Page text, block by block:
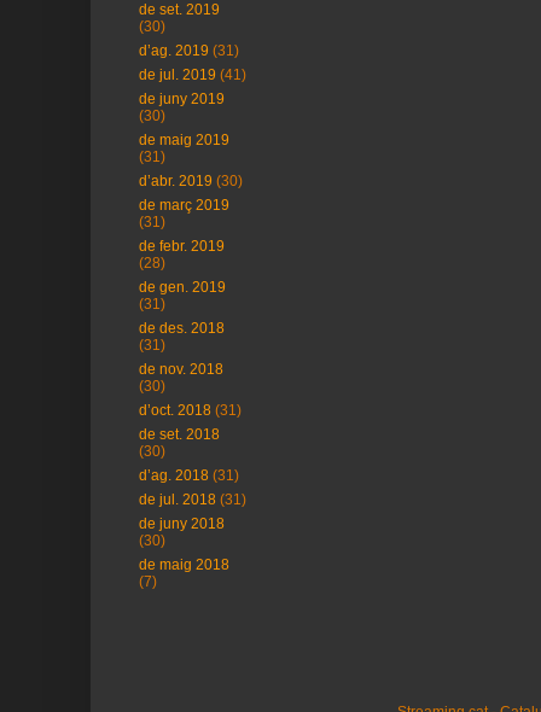
de set. 2019
(30)
d’ag. 2019 (31)
de jul. 2019 (41)
de juny 2019
(30)
de maig 2019
(31)
d’abr. 2019 (30)
de març 2019
(31)
de febr. 2019
(28)
de gen. 2019
(31)
de des. 2018
(31)
de nov. 2018
(30)
d’oct. 2018 (31)
de set. 2018
(30)
d’ag. 2018 (31)
de jul. 2018 (31)
de juny 2018
(30)
de maig 2018
(7)